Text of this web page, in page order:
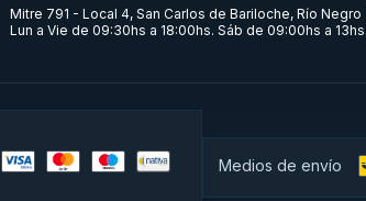
Mitre 791 - Local 4, San Carlos de Bariloche, Río Negro |
Lun a Vie de 09:30hs a 18:00hs. Sáb de 09:00hs a 13hs.
Medios de envío